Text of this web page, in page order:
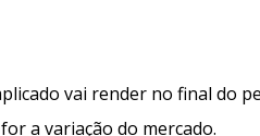
vai render no final do
a variação do mercado.